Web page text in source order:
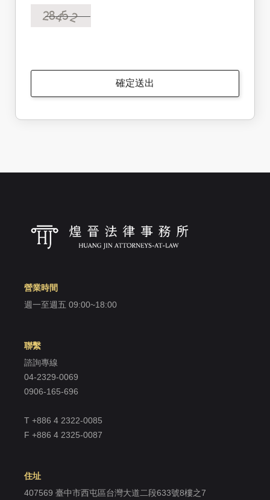
忘記密碼？
建立專屬帳號
只要再完成幾個步驟，即可完成帳號的註冊程序，
確定送出
營業時間
週一至週五 09:00~18:00
聯繫
諮詢專線
04-2329-0069
0906-165-696
T +886 4 2322-0085
F +886 4 2325-0087
住址
407569 臺中市西屯區台灣大道二段633號8樓之7